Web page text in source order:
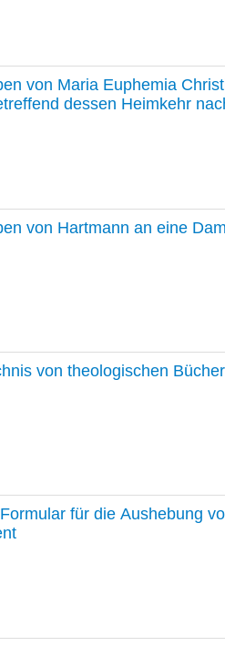
von Maria Euphemia
dessen Heimkehr
von Hartmann an eine
von theologischen
für die Aushebung